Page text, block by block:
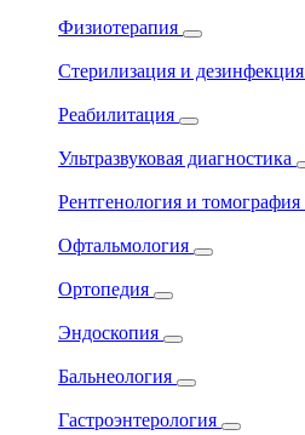
Физиотерапия
Стерилизация и дезинфекция
Реабилитация
Ультразвуковая диагностика
Рентгенология и томография
Офтальмология
Ортопедия
Эндоскопия
Бальнеология
Гастроэнтерология